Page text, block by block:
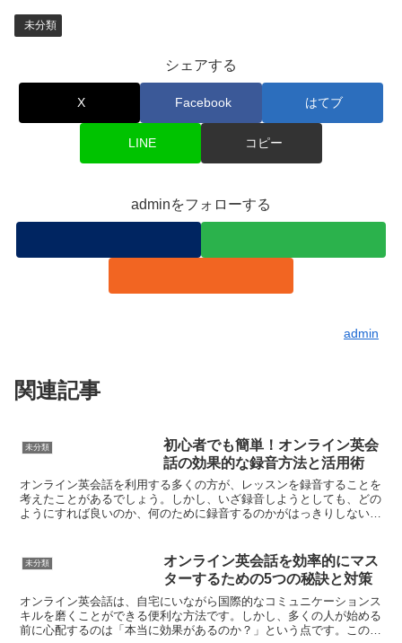
未分類
シェアする
X Facebook はてブ
LINE コピー
adminをフォローする
admin
関連記事
未分類
初心者でも簡単！オンライン英会
話の効果的な録音方法と活用術
オンライン英会話を利用する多くの方が、レッスンを録音することを
考えたことがあるでしょう。しかし、いざ録音しようとしても、どの
ようにすれば良いのか、何のために録音するのかがはっきりしない
未分類
オンライン英会話を効率的にマス
ターするための5つの秘訣と対策
オンライン英会話は、自宅にいながら国際的なコミュニケーションス
キルを磨くことができる便利な方法です。しかし、多くの人が始める
前に心配するのは「本当に効果があるのか？」という点です。この記